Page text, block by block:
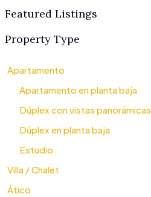
Featured Listings
Property Type
Apartamento
Apartamento en planta baja
Dúplex con vistas panorámicas
Dúplex en planta baja
Estudio
Villa / Chalet
Ático